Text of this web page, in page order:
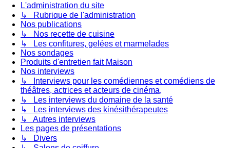
L'administration du site
↳ Rubrique de l'administration
Nos publications
↳ Nos recette de cuisine
↳ Les confitures, gelées et marmelades
Nos sondages
Produits d'entretien fait Maison
Nos interviews
↳ Interviews pour les comédiennes et comédiens de
théâtres, actrices et acteurs de cinéma,
↳ Les interviews du domaine de la santé
↳ Les interviews des kinésithérapeutes
↳ Autres interviews
Les pages de présentations
↳ Divers